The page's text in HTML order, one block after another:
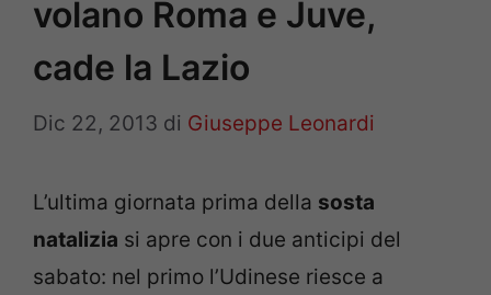
volano Roma e Juve,
cade la Lazio
Dic 22, 2013 di Giuseppe Leonardi
L’ultima giornata prima della sosta
natalizia si apre con i due anticipi del
sabato: nel primo l’Udinese riesce a